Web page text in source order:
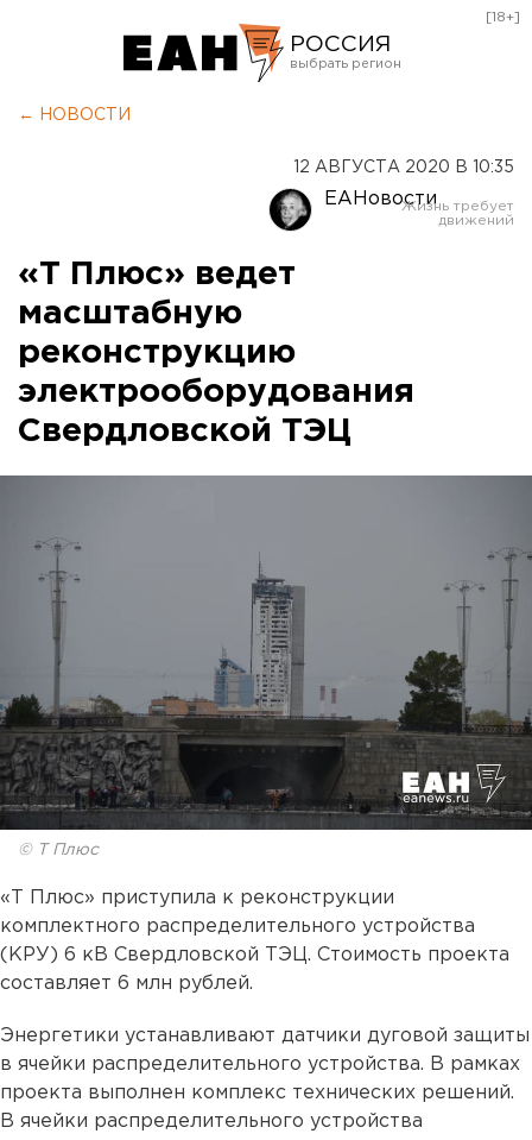
РОССИЯ
Оренбург
[18+]
← НОВОСТИ
12 АВГУСТА 2020 В 10:35
ЕАНовости
«Т Плюс» ведет
масштабную
реконструкцию
электрооборудования
Свердловской ТЭЦ
© Т Плюс
«Т Плюс» приступила к реконструкции
комплектного распределительного устройства
(КРУ) 6 кВ Свердловской ТЭЦ. Стоимость проекта
составляет 6 млн рублей.
Энергетики устанавливают датчики дуговой защиты
в ячейки распределительного устройства. В рамках
проекта выполнен комплекс технических решений.
В ячейки распределительного устройства